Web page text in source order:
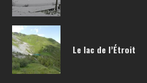
Le lac de l’Étroit